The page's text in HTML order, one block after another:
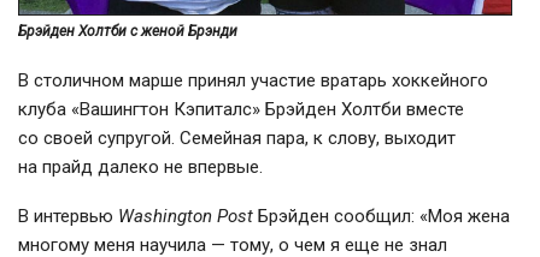
Брэйден Холтби с женой Брэнди
В столичном марше принял участие вратарь хоккейного
клуба «Вашингтон Кэпиталс» Брэйден Холтби вместе
со своей супругой. Семейная пара, к слову, выходит
на прайд далеко не впервые.
В интервью Washington Post Брэйден сообщил: «Моя жена
многому меня научила — тому, о чем я еще не знал